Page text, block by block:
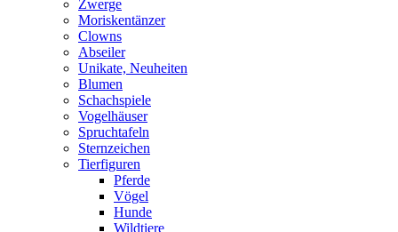
Zwerge
Moriskentänzer
Clowns
Abseiler
Unikate, Neuheiten
Blumen
Schachspiele
Vogelhäuser
Spruchtafeln
Sternzeichen
Tierfiguren
Pferde
Vögel
Hunde
Wildtiere